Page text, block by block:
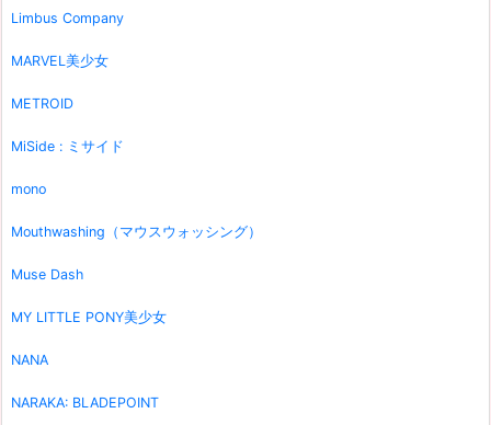
Limbus Company
MARVEL美少女
METROID
MiSide : ミサイド
mono
Mouthwashing（マウスウォッシング）
Muse Dash
MY LITTLE PONY美少女
NANA
NARAKA: BLADEPOINT